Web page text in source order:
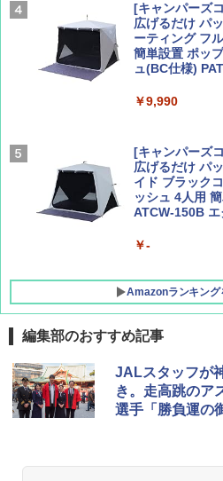
AIRLINE（エ
集】ボーイング
￥1,760
￥2,277
新しい日本地
解く (講談社現
￥1,540
[キャンパーズ
広げるだけ パ
ーティング フ
簡単設置 ポッ
ュ(BC仕様)
￥9,990
[キャンパーズ
広げるだけ パ
イド ブラック
ッシュ 4人用
ATCW-150B エ
￥-
Amazonランキング
GRANDOOR
026リニューア
コンパクト 保
編集部のおすすめ記事
JALスタッフが
き。走高跳のア
選手「勝負運の